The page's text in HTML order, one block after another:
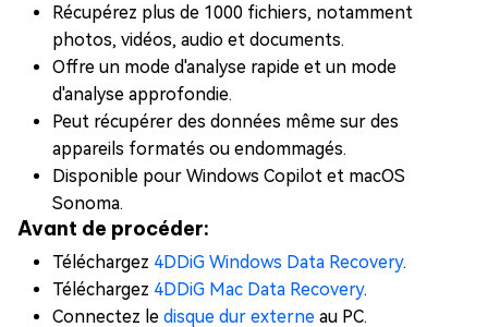
Récupérez plus de 1000 fichiers, notamment
photos, vidéos, audio et documents.
Offre un mode d'analyse rapide et un mode
d'analyse approfondie.
Peut récupérer des données même sur des
appareils formatés ou endommagés.
Disponible pour Windows Copilot et macOS
Sonoma.
Avant de procéder:
Téléchargez 4DDiG Windows Data Recovery.
Téléchargez 4DDiG Mac Data Recovery.
Connectez le disque dur externe au PC.